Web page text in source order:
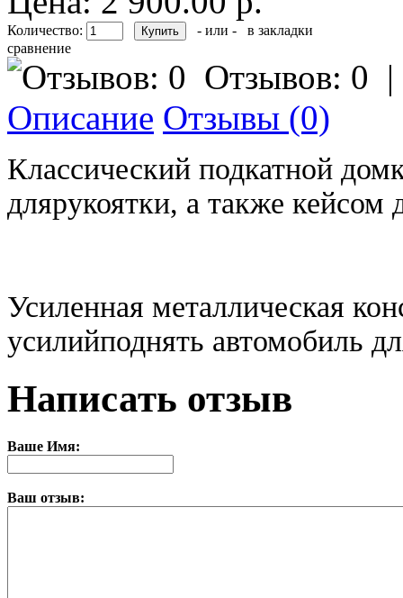
Количество: - или -
в закладки
сравнение
Отзывов: 0
Описание Отзывы (0)
Классический подкатной
длярукоятки, а также кейсом
Усиленная металлическая
усилийподнять автомобиль
Написать отзыв
Ваше Имя:
Ваш отзыв: